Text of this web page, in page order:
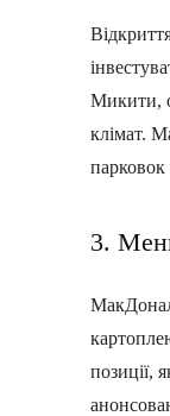
Микити,
клімат.
парковок
3.
позиції,